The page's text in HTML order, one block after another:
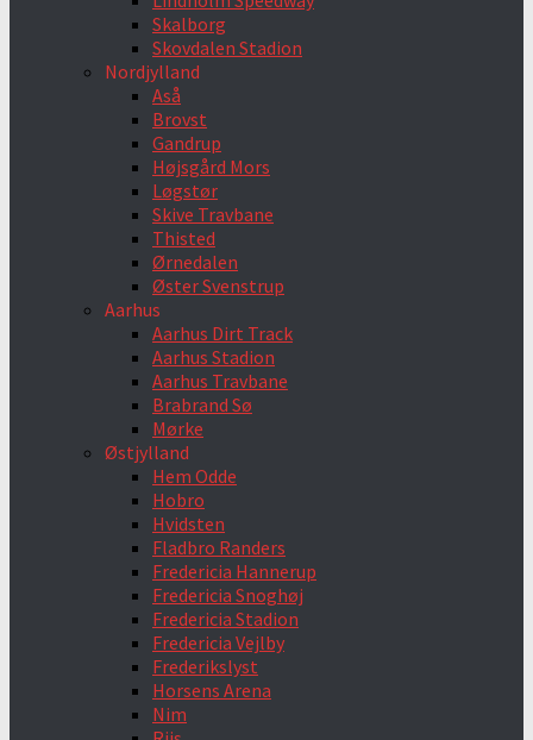
Skalborg
Skovdalen Stadion
Nordjylland
Aså
Brovst
Gandrup
Højsgård Mors
Løgstør
Skive Travbane
Thisted
Ørnedalen
Øster Svenstrup
Aarhus
Aarhus Dirt Track
Aarhus Stadion
Aarhus Travbane
Brabrand Sø
Mørke
Østjylland
Hem Odde
Hobro
Hvidsten
Fladbro Randers
Fredericia Hannerup
Fredericia Snoghøj
Fredericia Stadion
Fredericia Vejlby
Frederikslyst
Horsens Arena
Nim